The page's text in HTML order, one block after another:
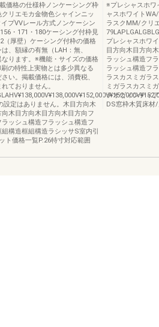
格の仕様枠ノンケーシング枠
リエモカ金物色シャインニッ
プVVレール方式ノンケーシン
・171・180ケーシング付枠見
（厚壁）ケーシング付枠の価格
、額縁の有無（LAH：無、
ります。※機能・サイズの価格
の特性上実物とは多少異なる
い。掲載価格には、消費税、
ておりません。
設定はありません。木目方向木
木目方向木目方向木目方向フ
ッシュ構造フラッシュ構造フ
構造框組構造ラシッサS室内引
ト価格一覧P.26特寸対応範囲
※プレシャスホワ
ャスホワイト
ラスクMM/クリ
プレシャスホワ
目方向木目方向
ラッシュ構造フ
ラッシュ構造フ
ラスカスミガラ
ミガラスカスミ
テオヴィンティ
DS窓枠木質床材